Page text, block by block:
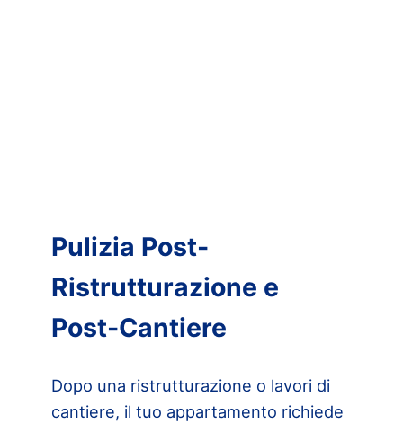
Pulizia Post-
Ristrutturazione e
Post-Cantiere
Dopo una ristrutturazione o lavori di
cantiere, il tuo appartamento richiede